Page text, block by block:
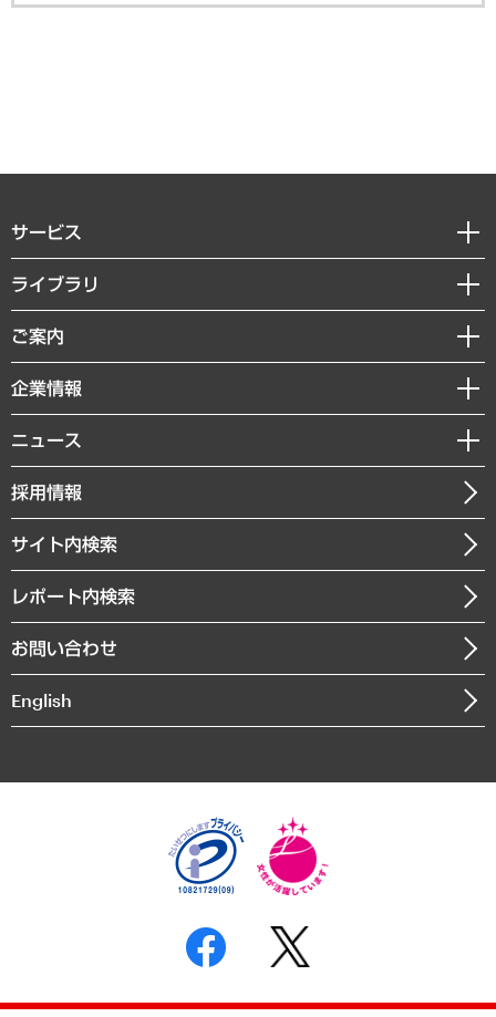
サービス
経営戦略
組織・人事戦略
デジタルイノベーション
共生・ダイバーシティ
GRC（ガバナンス・リスク・コンプライアンス）・防災（政策）
経済・産業・雇用・労働
まちづくり・観光・交通・スポーツ・スマートシティ
自然資源・農林水産業・食料システム
ライブラリ
経済調査
レポート
コラム
経営用語集
受託・受注実績（官公庁関連）
メディア掲載・出演
ご案内
セミナー・イベント情報
MUFGビジネスセミナー
受託案件情報
企業情報
私たちの想い
社長メッセージ
会社概要
沿革
組織図・本部部室紹介
インドネシア現地法人
個人情報保護方針
反社会的勢力に対する基本方針
書面による個人情報の開示等の請求の手続きについて
ニュース
ニュースリリース
お知らせ
採用情報
サイト内検索
レポート内検索
お問い合わせ
English